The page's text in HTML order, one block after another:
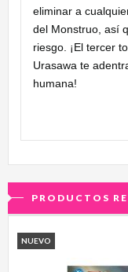
eliminar a
del Monstruo, así
riesgo. ¡El tercer
Urasawa te
humana!
PRODUCTOS
NUEVO